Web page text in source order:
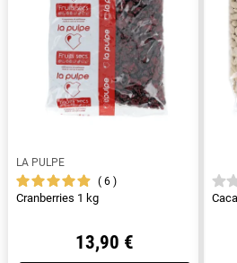
LA PULPE
6
Cranberries 1 kg
13,90 €